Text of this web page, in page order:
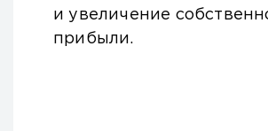
и увеличение
прибыли.